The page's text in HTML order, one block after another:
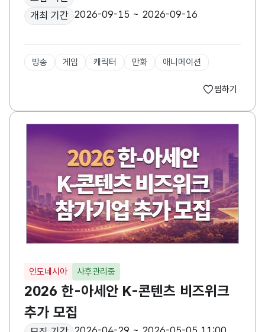
개최 기간 2026-09-15 ~ 2026-09-16
방송 게임 캐릭터 만화 애니메이션
찜하기
인도네시아 사후관리중
2026 한-아세안 K-콘텐츠 비즈위크
추가 모집